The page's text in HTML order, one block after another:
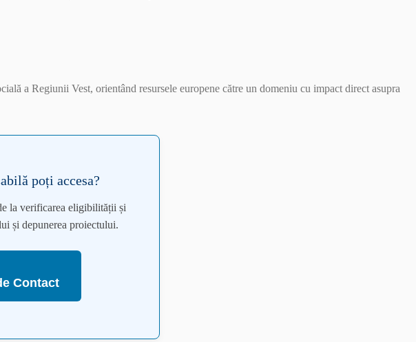
a Regiunii Vest, orientând resursele europene către un domeniu cu impact direct asupra
poți accesa?
la verificarea eligibilității și
și depunerea proiectului.
Contact